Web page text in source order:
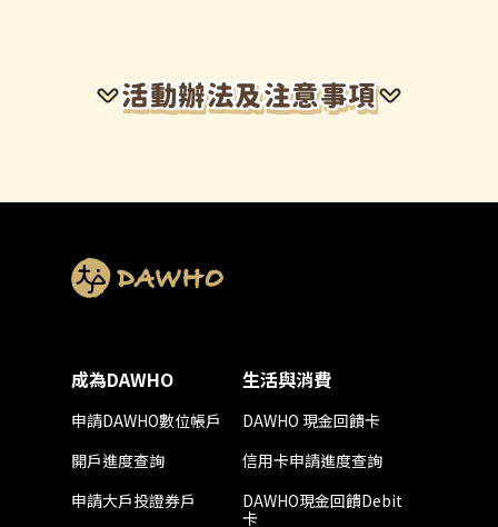
活動辦法及注意事項
成為DAWHO
申請DAWHO數位帳戶
開戶進度查詢
申請大戶投證券戶
生活與消費
DAWHO 現金回饋卡
信用卡申請進度查詢
DAWHO現金回饋Debit
卡